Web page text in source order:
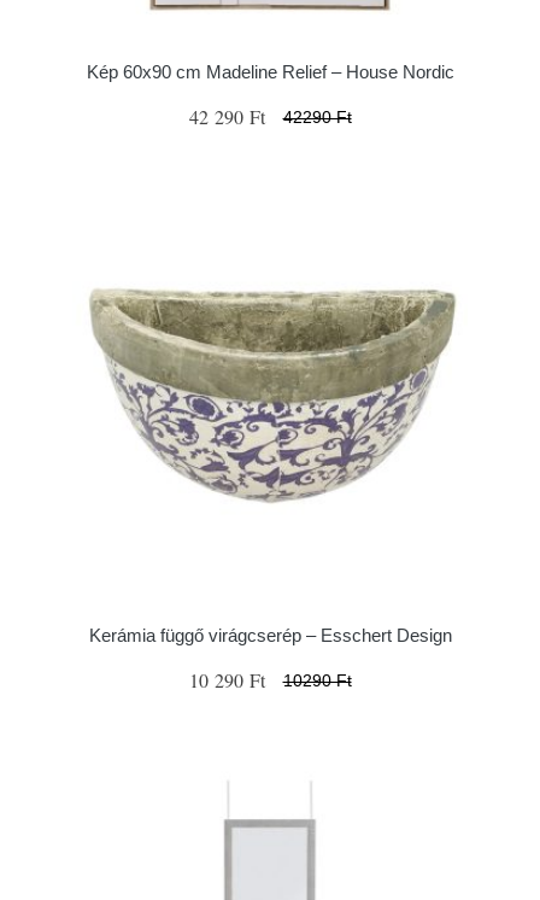
Kép 60x90 cm Madeline Relief – House Nordic
42 290 Ft 42290 Ft
Kerámia függő virágcserép – Esschert Design
10 290 Ft 10290 Ft